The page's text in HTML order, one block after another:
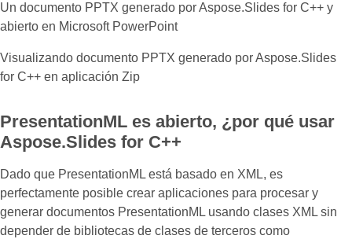
Un documento PPTX generado por Aspose.Slides for C++ y
abierto en Microsoft PowerPoint
Visualizando documento PPTX generado por Aspose.Slides
for C++ en aplicación Zip
PresentationML es abierto, ¿por qué usar
Aspose.Slides for C++
Dado que PresentationML está basado en XML, es
perfectamente posible crear aplicaciones para procesar y
generar documentos PresentationML usando clases XML sin
depender de bibliotecas de clases de terceros como